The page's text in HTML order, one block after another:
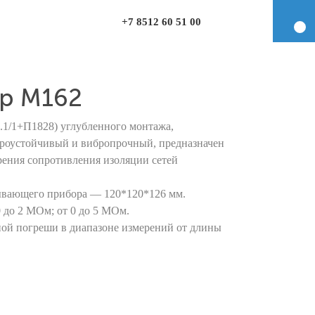
+7 8512 60 51 00
М162
1+П1828) углубленного монтажа,
и вибропрочный, предназначен
сопротивления изоляции сетей
прибора — 120*120*126 мм.
до 2 МОм; от 0 до 5 МОм.
погреши в диапазоне измерений от длины